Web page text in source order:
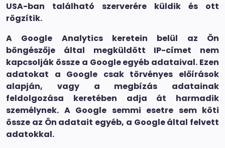
USA-ban található szerverére küldik és ott
rögzítik.
A Google Analytics keretein belül az Ön
böngészője által megküldött IP-címet nem
kapcsolják össze a Google egyéb adataival. Ezen
adatokat a Google csak törvényes előírások
alapján, vagy a megbízás adatainak
feldolgozása keretében adja át harmadik
személynek. A Google semmi esetre sem köti
össze az Ön adatait egyéb, a Google által felvett
adatokkal.